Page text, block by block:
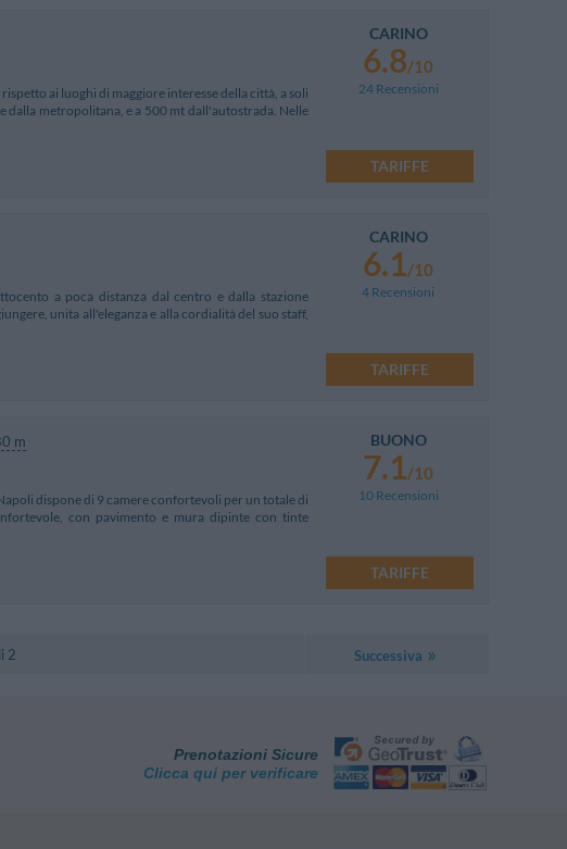
ai luoghi di maggiore interesse della città, a soli
dalla metropolitana, e a 500 mt dall'autostrada. Nelle
CARINO
6.8/10
24 Recensioni
TARIFFE
a poca distanza dal centro e dalla stazione
unita all'eleganza e alla cordialità del suo staff,
CARINO
6.1/10
4 Recensioni
TARIFFE
m
dispone di 9 camere confortevoli per un totale di
con pavimento e mura dipinte con tinte
BUONO
7.1/10
10 Recensioni
TARIFFE
2 Successiva
Prenotazioni Sicure
Clicca qui per verificare